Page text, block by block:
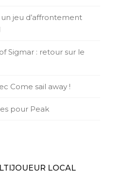
jeu d’affrontement
Sigmar : retour sur le
Come sail away !
pour Peak
LOCAL